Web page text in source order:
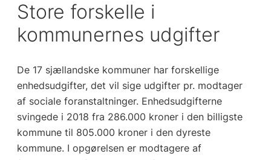
Store forskelle i
kommunernes udgifter
De 17 sjællandske kommuner har forskellige
enhedsudgifter, det vil sige udgifter pr. modtager
af sociale foranstaltninger. Enhedsudgifterne
svingede i 2018 fra 286.000 kroner i den billigste
kommune til 805.000 kroner i den dyreste
kommune. I opgørelsen er modtagere af